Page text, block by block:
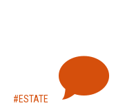
#ESTATE